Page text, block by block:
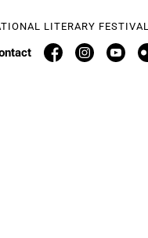
LITERARY FESTIVAL